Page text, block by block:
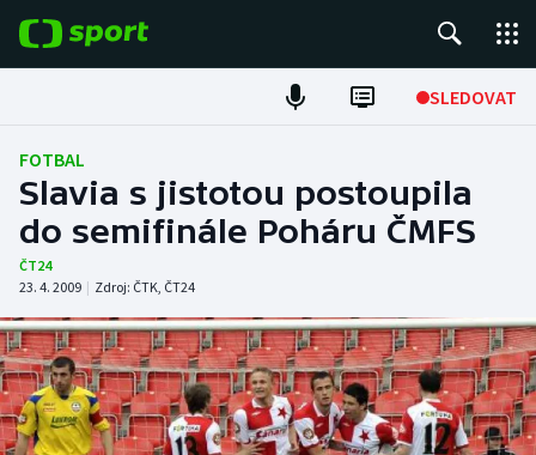
SLEDOVAT
Fotbal
Hokej
Tenis
Atletika
Cyklistika
DALŠÍ SPORTY
FOTBAL
Slavia s jistotou postoupila
do semifinále Poháru ČMFS
ČT24
23. 4. 2009 | Zdroj: ČTK, ČT24